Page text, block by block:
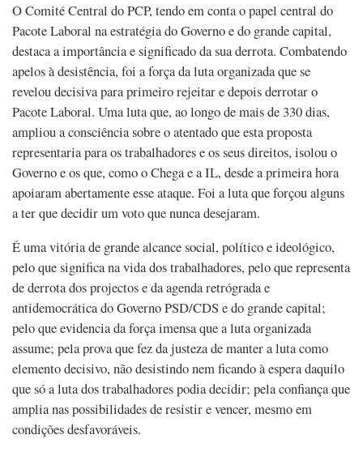
O Comité Central do PCP, tendo em conta o papel central do
Pacote Laboral na estratégia do Governo e do grande capital,
destaca a importância e significado da sua derrota. Combatendo
apelos à desistência, foi a força da luta organizada que se
revelou decisiva para primeiro rejeitar e depois derrotar o
Pacote Laboral. Uma luta que, ao longo de mais de 330 dias,
ampliou a consciência sobre o atentado que esta proposta
representaria para os trabalhadores e os seus direitos, isolou o
Governo e os que, como o Chega e a IL, desde a primeira hora
apoiaram abertamente esse ataque. Foi a luta que forçou alguns
a ter que decidir um voto que nunca desejaram.
É uma vitória de grande alcance social, político e ideológico,
pelo que significa na vida dos trabalhadores, pelo que representa
de derrota dos projectos e da agenda retrógrada e
antidemocrática do Governo PSD/CDS e do grande capital;
pelo que evidencia da força imensa que a luta organizada
assume; pela prova que fez da justeza de manter a luta como
elemento decisivo, não desistindo nem ficando à espera daquilo
que só a luta dos trabalhadores podia decidir; pela confiança que
amplia nas possibilidades de resistir e vencer, mesmo em
condições desfavoráveis.